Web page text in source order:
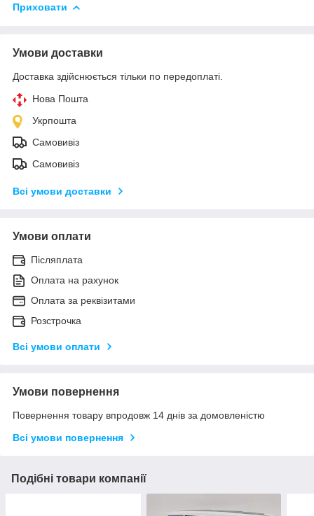
Приховати
Умови доставки
Доставка здійснюється тільки по передоплаті.
Нова Пошта
Укрпошта
Самовивіз
Самовивіз
Всі умови доставки
Умови оплати
Післяплата
Оплата на рахунок
Оплата за реквізитами
Розстрочка
Всі умови оплати
Умови повернення
Повернення товару впродовж 14 днів за домовленістю
Всі умови повернення
Подібні товари компанії